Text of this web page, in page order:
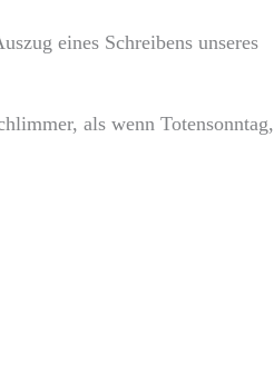
eines Schreibens unseres
als wenn Totensonntag,